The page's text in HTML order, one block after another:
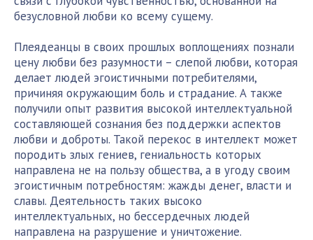
безусловной любви ко всему сущему.
Плеядеанцы в своих прошлых воплощениях познали
цену любви без разумности – слепой любви, которая
делает людей эгоистичными потребителями,
причиняя окружающим боль и страдание. А также
получили опыт развития высокой интеллектуальной
составляющей сознания без поддержки аспектов
любви и доброты. Такой перекос в интеллект может
породить злых гениев, гениальность которых
направлена не на пользу общества, а в угоду своим
эгоистичным потребностям: жажды денег, власти и
славы. Деятельность таких высоко
интеллектуальных, но бессердечных людей
направлена на разрушение и уничтожение.